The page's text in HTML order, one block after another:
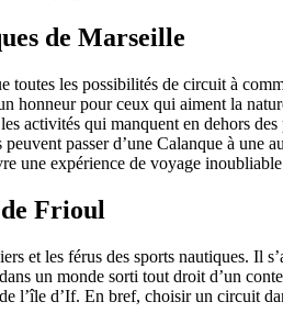
de Marseille
toutes les possibilités de circuit à
honneur pour ceux qui aiment la
activités qui manquent en dehors
passer d’une Calanque à une
une expérience de voyage
Frioul
et les férus des sports nautiques. Il
un monde sorti tout droit d’un
l’île d’If. En bref, choisir un circuit